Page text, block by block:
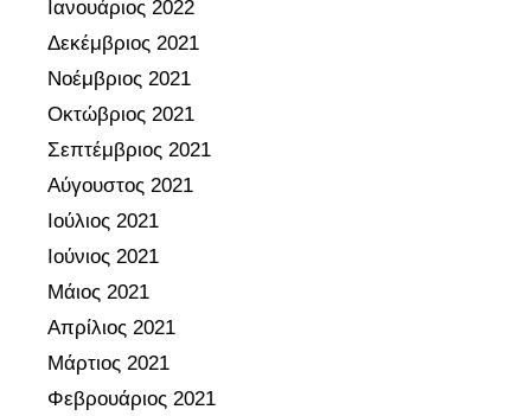
Ιανουάριος 2022
Δεκέμβριος 2021
Νοέμβριος 2021
Οκτώβριος 2021
Σεπτέμβριος 2021
Αύγουστος 2021
Ιούλιος 2021
Ιούνιος 2021
Μάιος 2021
Απρίλιος 2021
Μάρτιος 2021
Φεβρουάριος 2021